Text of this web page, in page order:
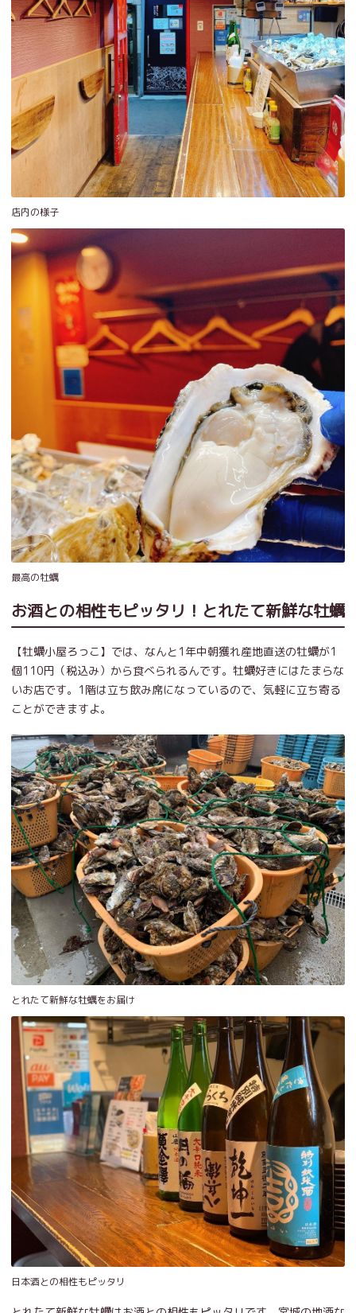
店内の様子
最高の牡蠣
お酒との相性もピッタリ！とれたて新鮮な牡蠣
【牡蠣小屋ろっこ】では、なんと1年中朝獲れ産地直送の牡蠣が1
個110円（税込み）から食べられるんです。牡蠣好きにはたまらな
いお店です。1階は立ち飲み席になっているので、気軽に立ち寄る
ことができますよ。
とれたて新鮮な牡蠣をお届け
日本酒との相性もピッタリ